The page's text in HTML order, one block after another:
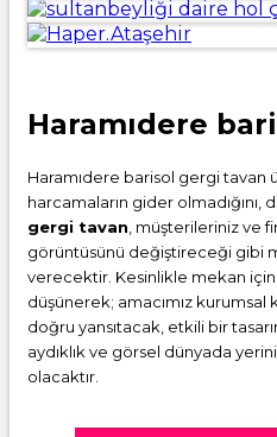
Haramıdere
Haramıdere barisol gergi tavan
harcamaların gider olmadığını,
gergi tavan , müşterileriniz ve
görüntüsünü değiştireceği gibi
verecektir. Kesinlikle mekan için
düşünerek; amacımız
doğru yansıtacak, etkili bir
aydıklık ve görsel dünyada
olacaktır.